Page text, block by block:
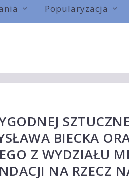
Popularyzacja
BIECKA
Z WYDZIAŁU
NA RZECZ